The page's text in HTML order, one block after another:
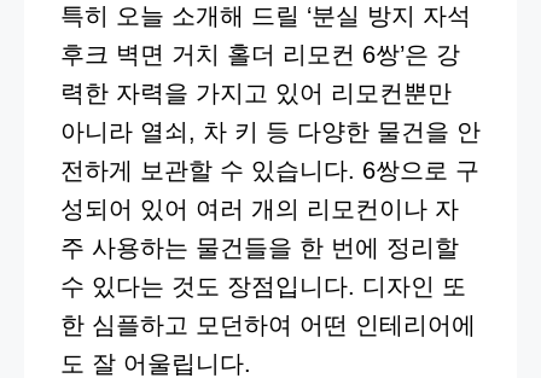
특히 오늘 소개해 드릴 ‘분실 방지 자석
후크 벽면 거치 홀더 리모컨 6쌍’은 강
력한 자력을 가지고 있어 리모컨뿐만
아니라 열쇠, 차 키 등 다양한 물건을 안
전하게 보관할 수 있습니다. 6쌍으로 구
성되어 있어 여러 개의 리모컨이나 자
주 사용하는 물건들을 한 번에 정리할
수 있다는 것도 장점입니다. 디자인 또
한 심플하고 모던하여 어떤 인테리어에
도 잘 어울립니다.